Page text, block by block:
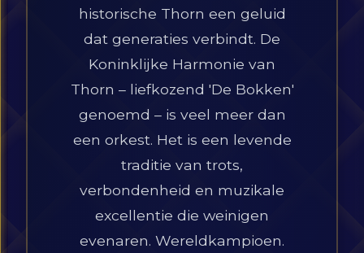
historische Thorn een geluid
dat generaties verbindt. De
Koninklijke Harmonie van
Thorn – liefkozend 'De Bokken'
genoemd – is veel meer dan
een orkest. Het is een levende
traditie van trots,
verbondenheid en muzikale
excellentie die weinigen
evenaren. Wereldkampioen.